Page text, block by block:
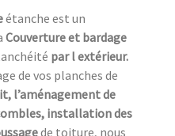
étanche est un
Couverture et bardage
par l extérieur.
de vos planches de
l’aménagement de
installation des
de toiture, nous